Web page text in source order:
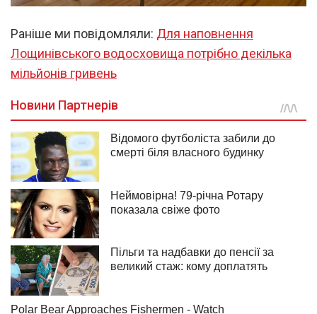
Раніше ми повідомляли: Для наповнення
Лощинівського водосховища потрібно декілька
мільйонів гривень